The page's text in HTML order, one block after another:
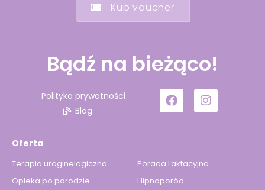
Kup voucher
Bądź na bieżąco!
Polityka prywatności
Blog
Oferta
Terapia uroginelogiczna
Porada Laktacyjna
Opieka po porodzie
Hipnoporód